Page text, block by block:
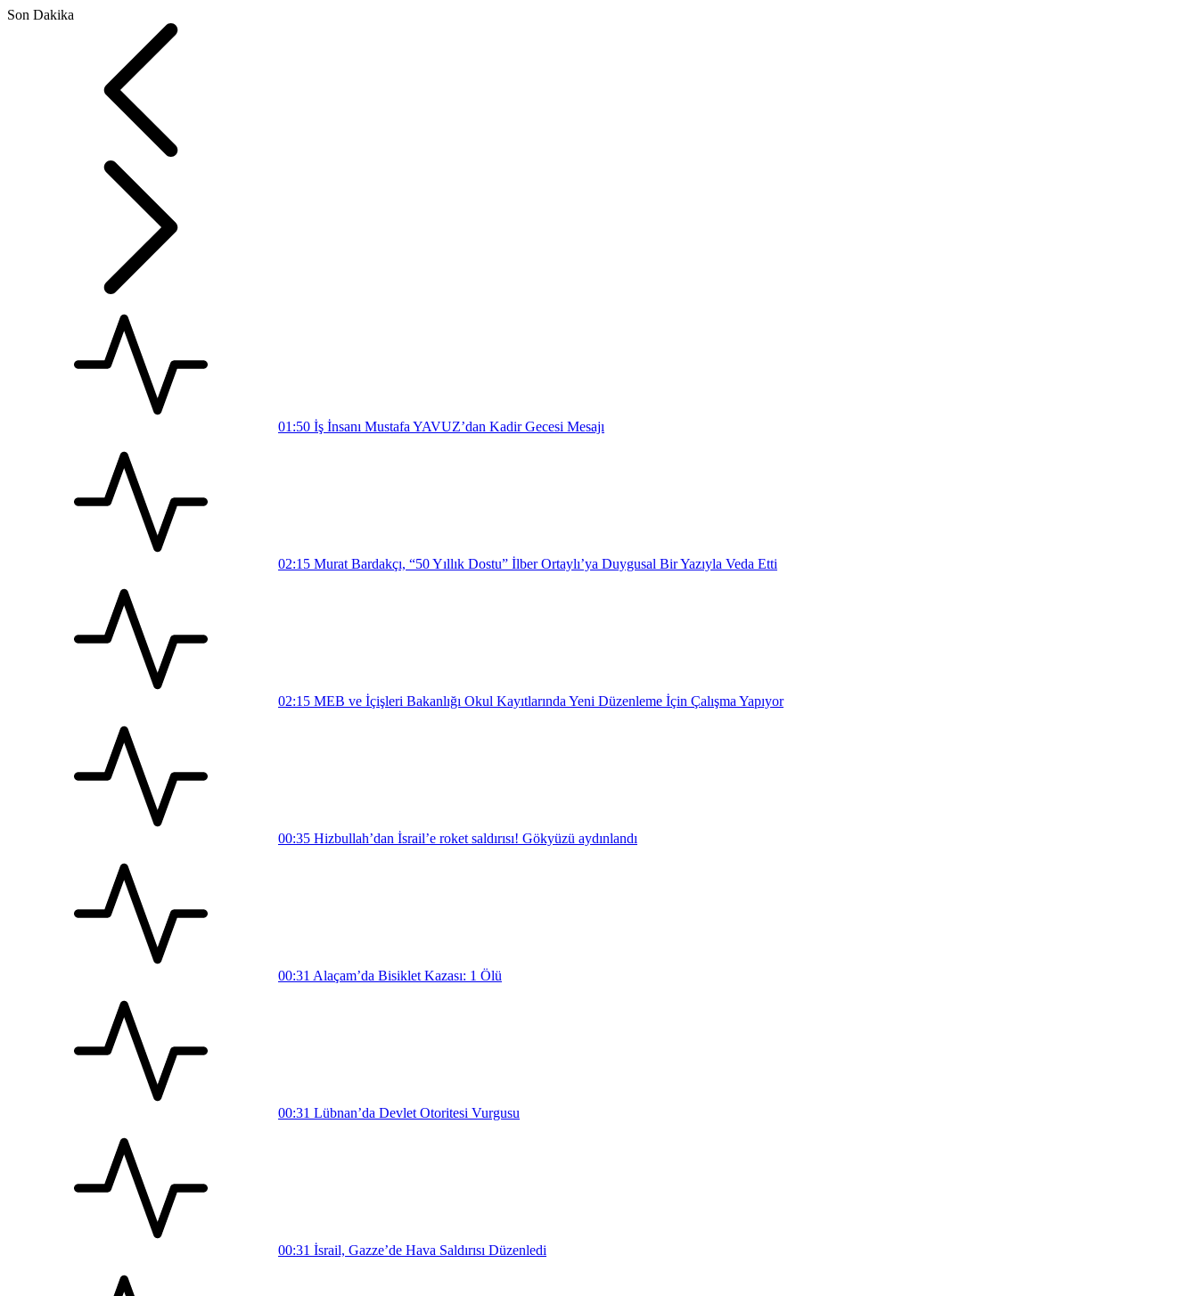
Son Dakika
01:50 İş İnsanı Mustafa YAVUZ’dan Kadir Gecesi Mesajı
02:15 Murat Bardakçı, “50 Yıllık Dostu” İlber Ortaylı’ya Duygusal Bir Yazıyla Veda Etti
02:15 MEB ve İçişleri Bakanlığı Okul Kayıtlarında Yeni Düzenleme İçin Çalışma Yapıyor
00:35 Hizbullah’dan İsrail’e roket saldırısı! Gökyüzü aydınlandı
00:31 Alaçam’da Bisiklet Kazası: 1 Ölü
00:31 Lübnan’da Devlet Otoritesi Vurgusu
00:31 İsrail, Gazze’de Hava Saldırısı Düzenledi